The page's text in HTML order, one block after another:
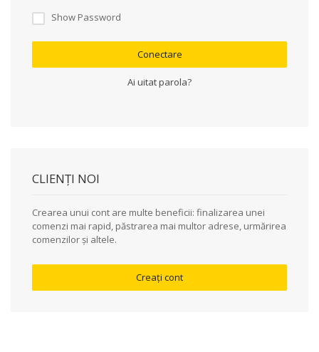
Show Password
Conectare
Ai uitat parola?
CLIENȚI NOI
Crearea unui cont are multe beneficii: finalizarea unei
comenzi mai rapid, păstrarea mai multor adrese, urmărirea
comenzilor și altele.
Creați cont